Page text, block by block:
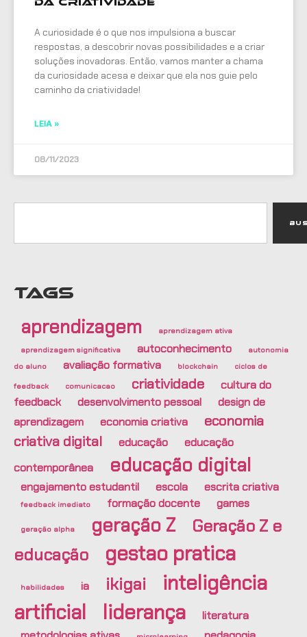
A curiosidade é o que nos impulsiona a buscar
respostas, a descobrir novas possibilidades e a criar
soluções inovadoras. Então, vamos manter a chama
da curiosidade acesa e deixar que ela nos guie pelo
caminho da criatividade!
LEIA »
08/11/2023
TAGS
aprendizagem
aprendizagem ativa
aprendizagem significativa
autoconhecimento
autonomia
do aluno
avaliação formativa blockchain ciclos de
feedback comunicacao criatividade
cultura do
feedback
desenvolvimento pessoal
design de
aprendizagem
economia criativa
economia
criativa digital
educação
educação
contemporânea
educação digital
engajamento estudantil escola escrita criativa
feedback imediato formação docente games
geração alpha geração Z
Geração Z e
educação
gestao pratica
habilidades ia ikigai
inteligência
artificial
liderança
literatura